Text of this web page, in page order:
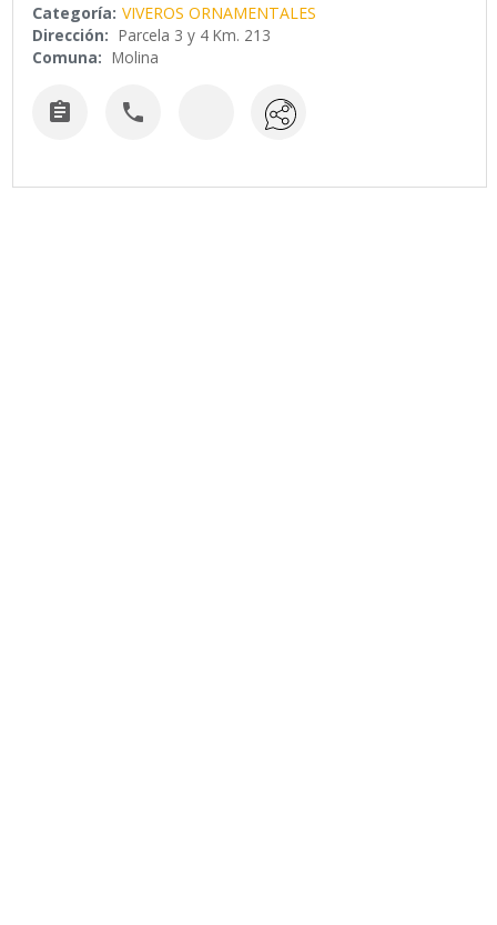
Categoría: VIVEROS ORNAMENTALES
Dirección: Parcela 3 y 4 Km. 213
Comuna: Molina
 